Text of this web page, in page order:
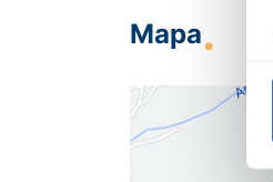
Mapa